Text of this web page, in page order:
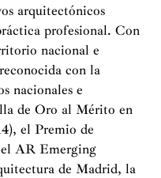
arquitectónicos
profesional. Con
nacional e
con la
nacionales e
de Oro al Mérito en
el Premio de
AR Emerging
de Madrid, la